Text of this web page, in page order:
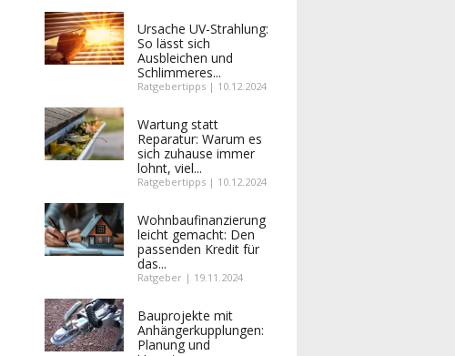
Ursache UV-Strahlung:
So lässt sich
Ausbleichen und
Schlimmeres...
Ratgebertipps | 10.12.2024
Wartung statt
Reparatur: Warum es
sich zuhause immer
lohnt, viel...
Ratgebertipps | 10.12.2024
Wohnbaufinanzierung
leicht gemacht: Den
passenden Kredit für
das...
Ratgeber | 19.11.2024
Bauprojekte mit
Anhängerkupplungen:
Planung und